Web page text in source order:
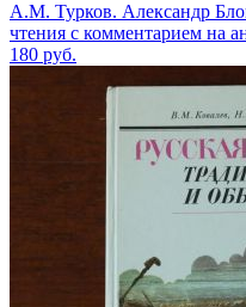
А.М. Турков. Александр
чтения с комментарием на
180 руб.